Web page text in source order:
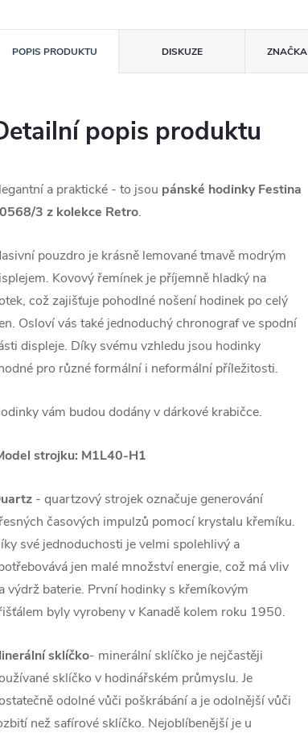
POPIS PRODUKTU DISKUZE ZNAČKA
popis produktu
a praktické - to jsou pánské hodinky Festina
3 z kolekce Retro.
pouzdro je krásně lemované tmavě modrým
Kovový řemínek je příjemně hladký na
což zajišťuje pohodlné nošení hodinek po celý
Osloví vás také jednoduchý chronograf ve spodní
displeje. Díky svému vzhledu jsou hodinky
pro různé formální i neformální příležitosti.
vám budou dodány v dárkové krabičce.
strojku: M1L40-H1
- quartzový strojek označuje generování
časových impulzů pomocí krystalu křemíku.
své jednoduchosti je velmi spolehlivý a
jen malé množství energie, což má vliv
výdrž baterie. První hodinky s křemíkovým
byly vyrobeny v Kanadě kolem roku 1950.
sklíčko- minerální sklíčko je nejčastěji
sklíčko v hodinářském průmyslu. Je
odolné vůči poškrábání a je odolnější vůči
než safírové sklíčko. Nejoblíbenější je u